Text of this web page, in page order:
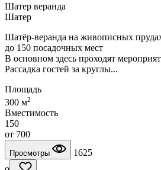
Шатер веранда
Шатер
Шатёр-веранда на живописных
до 150 посадочных мест
В основном здесь проходят
Рассадка гостей за круглы...
Площадь
300 м2
Вместимость
150
от 700
Просмотры
1625